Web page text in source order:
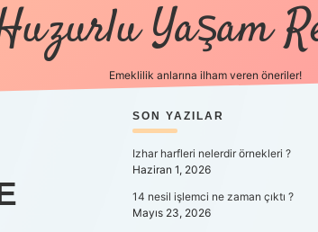
Yaşam
Emeklilik anlarına ilham veren öneriler!
SIDEBAR
SON YAZILAR
Izhar harfleri nelerdir örnekleri ?
Haziran 1, 2026
14 nesil işlemci ne zaman çıktı ?
Mayıs 23, 2026
https://betci.co/